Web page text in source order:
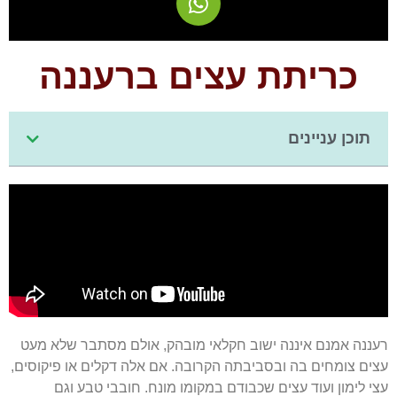
כריתת עצים ברעננה
תוכן עניינים
רעננה אמנם איננה ישוב חקלאי מובהק, אולם מסתבר שלא מעט
עצים צומחים בה ובסביבתה הקרובה. אם אלה דקלים או פיקוסים,
עצי לימון ועוד עצים שכבודם במקומו מונח. חובבי טבע וגם